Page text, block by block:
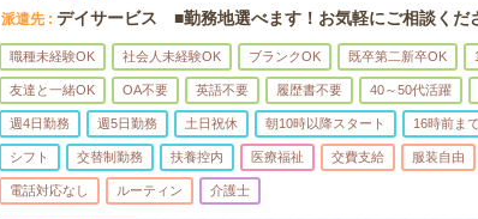
派遣先 デイサービス ■勤務地選べます！お気軽にご相談くだ
職種未経験OK 社会人未経験OK ブランクOK 既卒第二新卒OK
友達と一緒OK OA不要 英語不要 履歴書不要 40～50代活躍
週4日勤務 週5日勤務 土日祝休 朝10時以降スタート 16時前ま
シフト 交替制勤務 扶養控内 医療福祉 交費支給 服装自由
電話対応なし ルーティン 介護士